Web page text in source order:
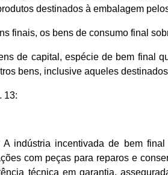
destinados à embalagem
finais, os bens de consumo final
de capital, espécie de bem final
bens, inclusive aqueles
13:
A indústria incentivada de bem
com peças para reparos e
técnica em garantia,